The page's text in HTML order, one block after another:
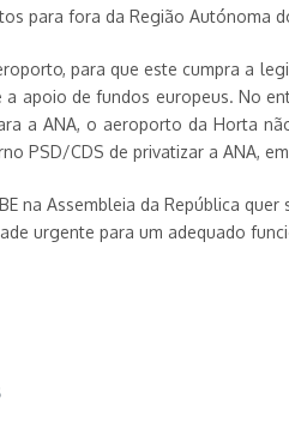
para fora da Região Autónoma
para que este cumpra a
a apoio de fundos europeus. No
a ANA, o aeroporto da Horta
PSD/CDS de privatizar a ANA,
na Assembleia da República
urgente para um adequado